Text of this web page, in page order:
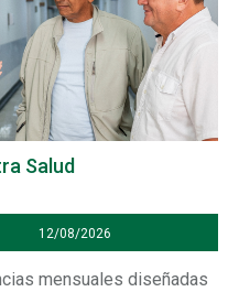
Salud
12/08/2026
mensuales diseñadas